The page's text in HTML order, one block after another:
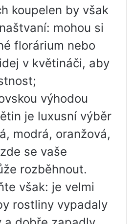
koupelen by však
mohou si
florárium nebo
v květináči, aby
výhodou
je luxusní výběr
modrá, oranžová,
se vaše
rozběhnout.
však: je velmi
rostliny vypadaly